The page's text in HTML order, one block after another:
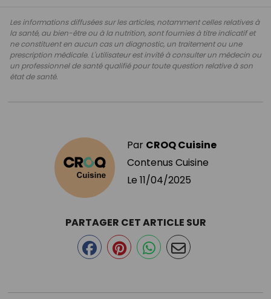
Les informations diffusées sur les articles, notamment celles relatives à
la santé, au bien-être ou à la nutrition, sont fournies à titre indicatif et
ne constituent en aucun cas un diagnostic, un traitement ou une
prescription médicale. L'utilisateur est invité à consulter un médecin ou
un professionnel de santé qualifié pour toute question relative à son
état de santé.
Par CROQ Cuisine
Contenus Cuisine
Le 11/04/2025
PARTAGER CET ARTICLE SUR